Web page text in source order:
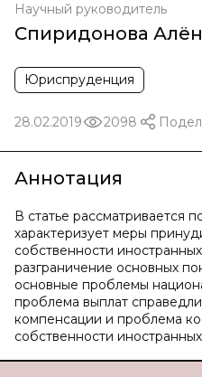
Научный руководитель
Спиридонова
Юриспруденция
28.02.2019 2098
Аннотация
В статье рассматривается
характеризует меры
собственности
разграничение основных
основные проблемы
проблема выплат
компенсации и проблема
собственности